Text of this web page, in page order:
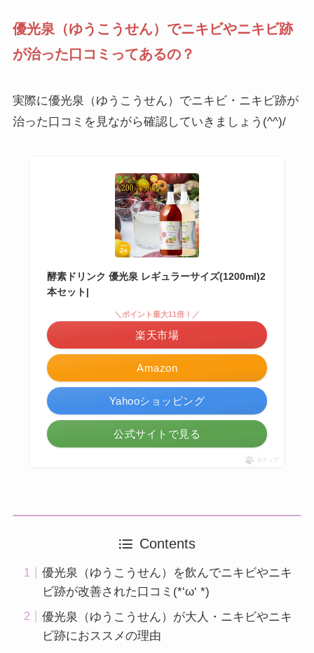
優光泉（ゆうこうせん）でニキビやニキビ跡
が治った口コミってあるの？
実際に優光泉（ゆうこうせん）でニキビ・ニキビ跡が
治った口コミを見ながら確認していきましょう(^^)/
酵素ドリンク 優光泉 レギュラーサイズ(1200ml)2
本セット|
Amazon
＼ポイント最大11倍！／
楽天市場
Yahooショッピング
公式サイトで見る
ポチップ
Contents
優光泉（ゆうこうせん）を飲んでニキビやニキ
ビ跡が改善された口コミ(*‘ω‘ *)
優光泉（ゆうこうせん）が大人・ニキビやニキ
ビ跡におススメの理由